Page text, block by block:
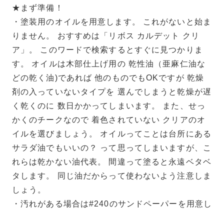
★まず準備！
・塗装用のオイルを用意します。 これがないと始ま
りません。 おすすめは「リボス カルデット クリ
ア」。 このワードで検索するとすぐに見つかりま
す。 オイルは木部仕上げ用の 乾性油（亜麻仁油な
どの乾く油)であれば 他のものでもOKですが 乾燥
剤の入っていないタイプを 選んでしまうと乾燥が遅
く乾くのに 数日かかってしまいます。 また、せっ
かくのチークなので 着色されていない クリアのオ
イルを選びましょう。 オイルってことは台所にある
サラダ油でもいいの？ って思ってしまいますが、こ
れらは乾かない油代表。 間違って塗ると永遠ベタベ
タします。 同じ油だからって使わないよう注意しま
しょう。
・汚れがある場合は#240のサンドペーパーを用意し